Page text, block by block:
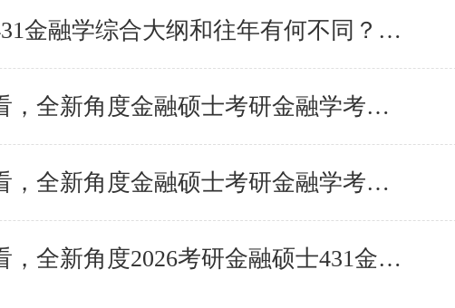
2025考研431金融学综合大纲和往年有何不同？一起来了解
报考人必看，全新角度金融硕士考研金融学考试分析-常
报考人必看，全新角度金融硕士考研金融学考试分析-试
报考人必看，全新角度2026考研金融硕士431金融学综合备